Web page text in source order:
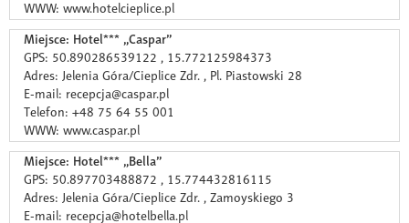
WWW: www.hotelcieplice.pl
Miejsce: Hotel*** „Caspar”
GPS: 50.890286539122 , 15.772125984373
Adres: Jelenia Góra/Cieplice Zdr. , Pl. Piastowski 28
E-mail: recepcja@caspar.pl
Telefon: +48 75 64 55 001
WWW: www.caspar.pl
Miejsce: Hotel*** „Bella”
GPS: 50.897703488872 , 15.774432816115
Adres: Jelenia Góra/Cieplice Zdr. , Zamoyskiego 3
E-mail: recepcja@hotelbella.pl